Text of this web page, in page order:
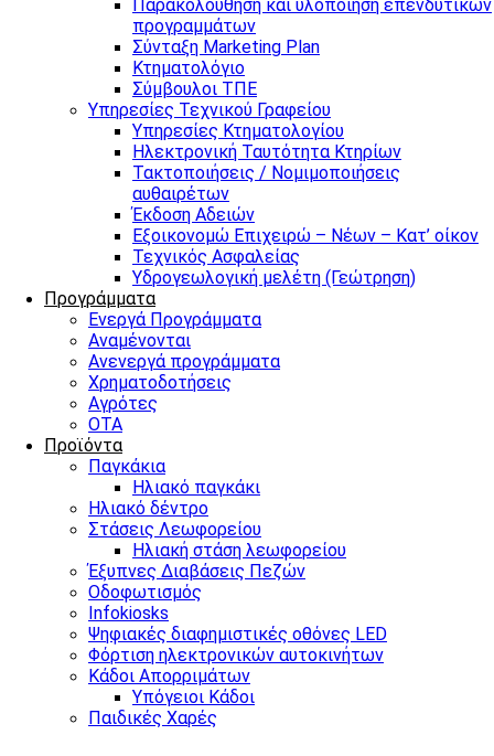
Παρακολούθηση και υλοποίηση επενδυτικών
προγραμμάτων
Σύνταξη Marketing Plan
Κτηματολόγιο
Σύμβουλοι ΤΠΕ
Υπηρεσίες Τεχνικού Γραφείου
Υπηρεσίες Κτηματολογίου
Ηλεκτρονική Ταυτότητα Κτηρίων
Τακτοποιήσεις / Νομιμοποιήσεις
αυθαιρέτων
Έκδοση Αδειών
Εξοικονομώ Επιχειρώ – Νέων – Κατ’ οίκον
Τεχνικός Ασφαλείας
Υδρογεωλογική μελέτη (Γεώτρηση)
Προγράμματα
Ενεργά Προγράμματα
Αναμένονται
Ανενεργά προγράμματα
Χρηματοδοτήσεις
Αγρότες
ΟΤΑ
Προϊόντα
Παγκάκια
Ηλιακό παγκάκι
Ηλιακό δέντρο
Στάσεις Λεωφορείου
Ηλιακή στάση λεωφορείου
Έξυπνες Διαβάσεις Πεζών
Οδοφωτισμός
Infokiosks
Ψηφιακές διαφημιστικές οθόνες LED
Φόρτιση ηλεκτρονικών αυτοκινήτων
Κάδοι Απορριμάτων
Υπόγειοι Κάδοι
Παιδικές Χαρές